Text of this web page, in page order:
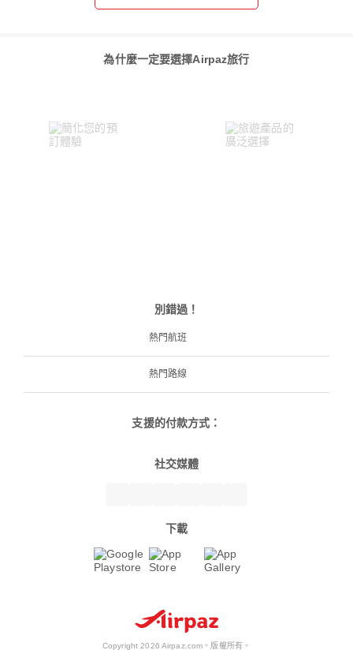
為什麼一定要選擇Airpaz旅行
別錯過！
熱門航班
熱門路線
支援的付款方式：
社交媒體
下載
Copyright 2026 Airpaz.com。版權所有。